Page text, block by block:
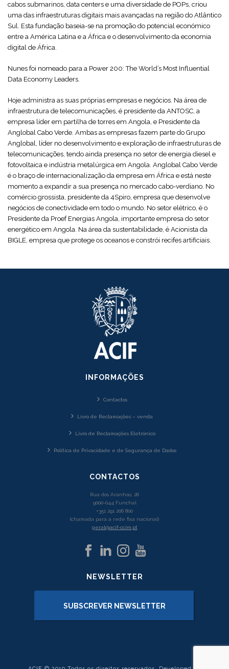
cabos submarinos, data centers e uma diversidade de POPs, criou
uma das infraestruturas digitais mais avançadas na região do Atlântico
Sul. Esta fundação baseia-se na promoção do potencial económico
entre a América Latina e a África e o desenvolvimento da economia
digital de África.
Nunes foi nomeado para a Power 200: The World’s Most Influential
Data Economy Leaders.
Hoje administra as suas próprias empresas e negócios. Na área de
infraestrutura de telecomunicações, é presidente da ANTOSC, a
empresa líder em partilha de torres em Angola, e Presidente da
Anglobal Cabo Verde. Ambas as empresas fazem parte do Grupo
Anglobal, líder no desenvolvimento e exploração de infraestruturas de
telecomunicações, tendo ainda presença no setor de energia diesel e
fotovoltaica e indústria metalúrgica em Angola. Anglobal Cabo Verde
é o braço de internacionalização da empresa em África e está neste
momento a expandir a sua presença no mercado cabo-verdiano. No
comércio grossista, presidente da 4Spiro, empresa que desenvolve
negócios de conectividade em todo o mundo. No setor elétrico, é o
Presidente da Proef Energias Angola, importante empresa do setor
energético em Angola. Na área da sustentabilidade, é Acionista da
BIGLE, empresa que protege os oceanos e constrói recifes artificiais.
INFORMAÇÕES
Contactos
Livro de Reclamações – venda
Livro de Reclamações Eletrónico
Política de Privacidade e de Segurança de Dados
CONTACTOS
Rua dos Aranhas, 26
9000-044 Funchal
+351 291 206 800
(chamada para a rede fixa nacional)
geral@acif-ccim.pt
NEWSLETTER
SUBSCREVER NEWSLETTER